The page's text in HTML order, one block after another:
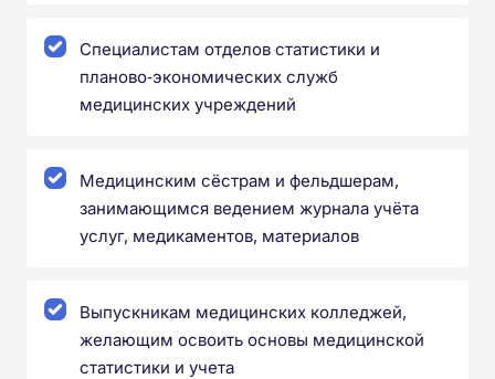
Специалистам отделов статистики и
планово‑экономических служб
медицинских учреждений
Медицинским сёстрам и фельдшерам,
занимающимся ведением журнала учёта
услуг, медикаментов, материалов
Выпускникам медицинских колледжей,
желающим освоить основы медицинской
статистики и учета